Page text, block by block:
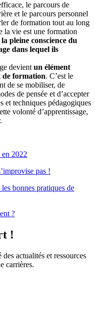
le parcours de
et le parcours personnel
de formation tout au long
la vie est une formation
pleine conscience du
dans lequel ils
devient un élément
de formation. C’est le
de se mobiliser, de
de pensée et d’accepter
et techniques pédagogiques
volonté d’apprentissage,
2022
pas !
bonnes pratiques de
?
!
actualités et ressources
carrières.